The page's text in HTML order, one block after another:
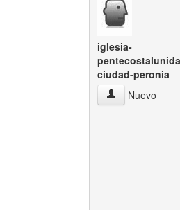
iglesia-
ciudad-peronia
iglesia-Nuevo